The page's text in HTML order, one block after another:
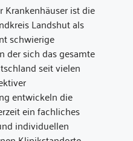
Krankenhäuser ist die
Landshut als
schwierige
der sich das gesamte
seit vielen
entwickeln die
ein fachliches
individuellen